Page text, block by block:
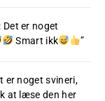
er noget
Smart ikk ”
er noget svineri,
at læse den her